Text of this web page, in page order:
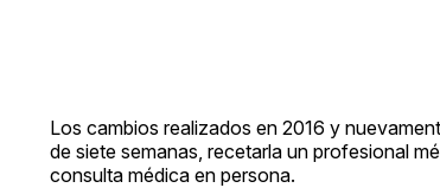
Los cambios realizados en 2016 y
de siete semanas, recetarla un profesional
consulta médica en persona.